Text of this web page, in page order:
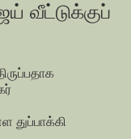
வீட்டுக்குப்
துப்பாக்கி